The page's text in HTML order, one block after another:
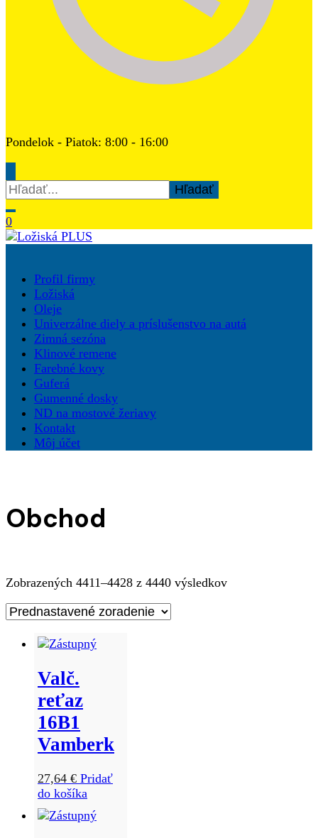
Pondelok - Piatok: 8:00 - 16:00
Hľadať:
0
Ložiská PLUS
Profil firmy
Ložiská
Oleje
Univerzálne diely a príslušenstvo na autá
Zimná sezóna
Klinové remene
Farebné kovy
Guferá
Gumenné dosky
ND na mostové žeriavy
Kontakt
Môj účet
Obchod
Zobrazených 4411–4428 z 4440 výsledkov
Valč.
reťaz
16B1
Vamberk
27,64 € Pridať
do košíka